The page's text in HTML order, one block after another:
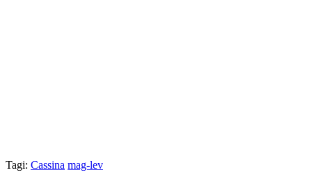
Tagi: Cassina mag-lev